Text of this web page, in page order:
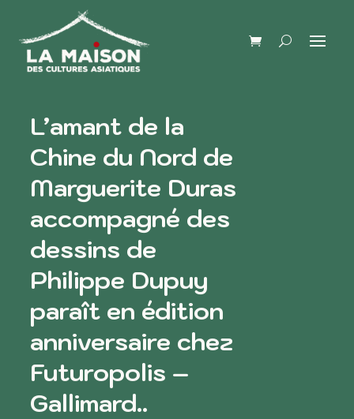
L’amant de la
Chine du Nord de
Marguerite Duras
accompagné des
dessins de
Philippe Dupuy
paraît en édition
anniversaire chez
Futuropolis –
Gallimard..